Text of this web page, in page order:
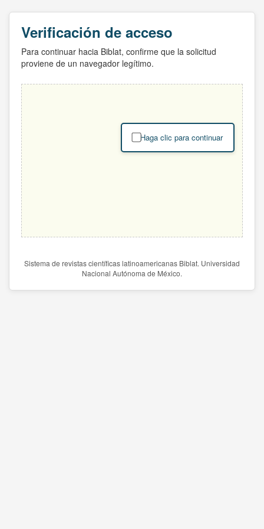
Verificación de acceso
Para continuar hacia Biblat, confirme que la solicitud
proviene de un navegador legítimo.
Haga clic para continuar
Sistema de revistas científicas latinoamericanas Biblat. Universidad
Nacional Autónoma de México.